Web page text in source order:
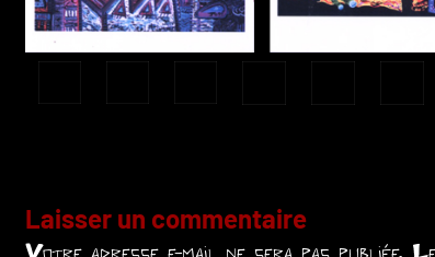
Laisser un commentaire